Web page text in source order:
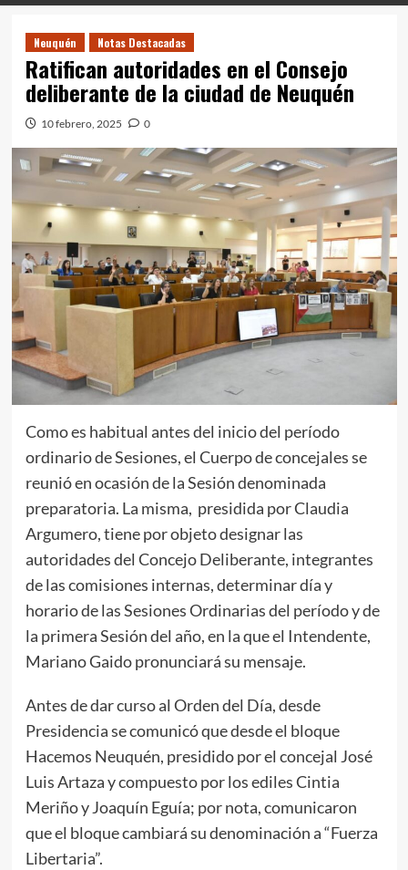
Neuquén Notas Destacadas
Ratifican autoridades en el Consejo
deliberante de la ciudad de Neuquén
10 febrero, 2025 0
Como es habitual antes del inicio del período
ordinario de Sesiones, el Cuerpo de concejales se
reunió en ocasión de la Sesión denominada
preparatoria. La misma, presidida por Claudia
Argumero, tiene por objeto designar las
autoridades del Concejo Deliberante, integrantes
de las comisiones internas, determinar día y
horario de las Sesiones Ordinarias del período y de
la primera Sesión del año, en la que el Intendente,
Mariano Gaido pronunciará su mensaje.
Antes de dar curso al Orden del Día, desde
Presidencia se comunicó que desde el bloque
Hacemos Neuquén, presidido por el concejal José
Luis Artaza y compuesto por los ediles Cintia
Meriño y Joaquín Eguía; por nota, comunicaron
que el bloque cambiará su denominación a “Fuerza
Libertaria”.